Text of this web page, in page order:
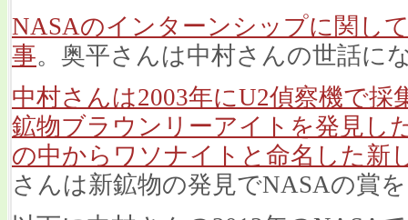
NASAのインターンシップに関し
事。奥平さんは中村さんの世話に
中村さんは2003年にU2偵察機で
鉱物ブラウンリーアイトを発見し
の中からワソナイトと命名した新
さんは新鉱物の発見でNASAの賞